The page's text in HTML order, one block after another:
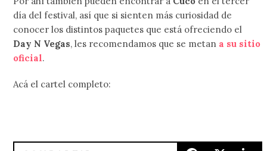
día del festival, así que si sienten más curiosidad de
conocer los distintos paquetes que está ofreciendo el
Day N Vegas, les recomendamos que se metan a su sitio
oficial.
Acá el cartel completo: